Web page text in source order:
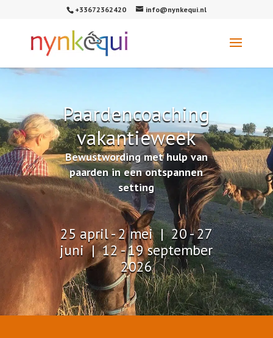
+33672362420 info@nynkequi.nl
Paardencoaching
vakantieweek
Bewustwording met hulp van
paarden in een ontspannen
setting
25 april - 2 mei | 20 - 27
juni | 12 - 19 september
2026